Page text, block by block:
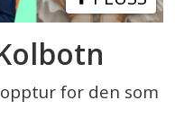
for den som